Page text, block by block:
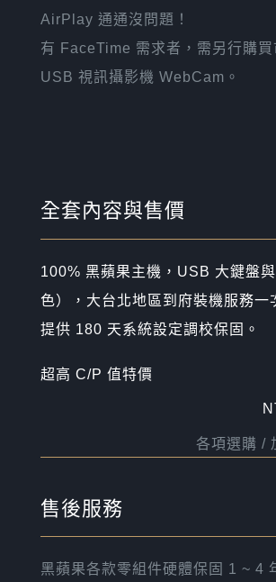
AirPlay 通通沒問題！
有 FaceTime 需求者，需另行購買
USB 視訊攝影機 WebCam。
全套內容與售價
100% 黑蘋果主機，USB 大鍵盤
色），大台北地區到府裝機服務一
提供 180 天系統設定調校保固。
超高 C/P 值特價
各項選購 /
售後服務
黑蘋果各款零組件硬體保固 1 ~ 4